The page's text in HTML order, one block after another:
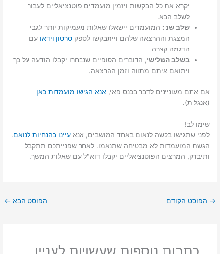
יקרא את כל הבקשות ויזמין מועמדים פוטנציאליים לעבור
לשלב הבא.
שלב שני: המועמדים יישאלו שאלות מעמיקות יותר לגבי
המצגת וההרצאה שלהם וייתבקשו לספקסרטון וידאו עם
הדגמה קצרה.
בשלב השלישי, הדוברים הסופיים שנבחרו יקבלו הודעה על כך
ויתואם איתם מתווה וזמן ההרצאה.
אם אתם מעוניינים לדבר בכנס פאי,אנא הגישו מועמדות כאן
(אנגלית).
שימו לב!
לפני שתגישו בקשה לנאום באחד המושבים, אנאעיינו בהנחיות לנואם.
הגשת המועמדות לא מבטיחה שתנאמו. לאחר שפנייתכם תתקבל
ותיבדק, המרצים הפוטנציאליים יקבלו דוא"ל עם שאלות המשך.
→ הפוסט הקודם הפוסט הבא ←
כתבות נוספות שעשויות לעניין